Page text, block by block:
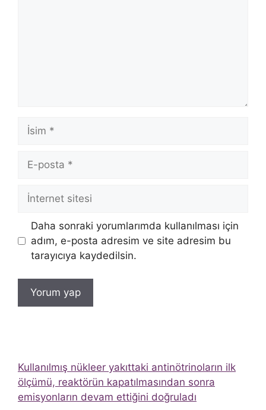
İsim
posta
İnternet
Daha sonraki yorumlarımda kullanılması için
adım, e-posta adresim ve site adresim bu
tarayıcıya kaydedilsin.
Kullanılmış nükleer yakıttaki antinötrinoların ilk
ölçümü, reaktörün kapatılmasından sonra
emisyonların devam ettiğini doğruladı